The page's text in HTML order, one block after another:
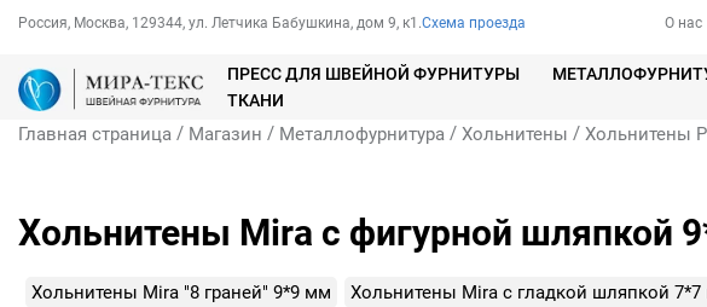
Россия, Москва, 129344, ул. Летчика Бабушкина, дом 9, к1.Схема проезда О нас
ПРЕСС ДЛЯ ШВЕЙНОЙ ФУРНИТУРЫ
ТКАНИ
Главная страница / Магазин / Металлофурнитура / Хольнитены / Хольнитены
Хольнитены Mira с фигурной шляпкой
Хольнитены Mira "8 граней" 9*9 мм Хольнитены Mira с гладкой шляпкой